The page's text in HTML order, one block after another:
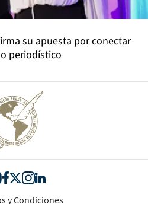
su apuesta por conectar
periodístico
y Condiciones